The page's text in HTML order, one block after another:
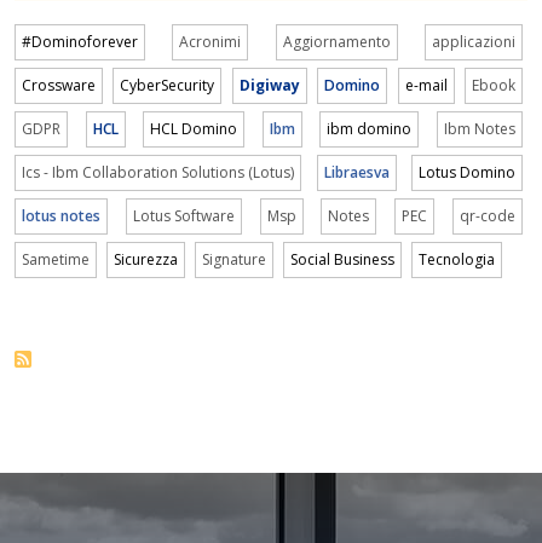
#Dominoforever Acronimi Aggiornamento applicazioni
Crossware CyberSecurity Digiway Domino e-mail Ebook
GDPR HCL HCL Domino Ibm ibm domino Ibm Notes
Ics - Ibm Collaboration Solutions (Lotus) Libraesva Lotus Domino
lotus notes Lotus Software Msp Notes PEC qr-code
Sametime Sicurezza Signature Social Business Tecnologia